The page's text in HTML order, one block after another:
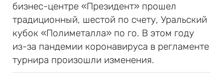
бизнес-центре «Президент» прошел
традиционный, шестой по счету, Уральский
кубок «Полиметалла» по го. В этом году
из-за пандемии коронавируса в регламенте
турнира произошли изменения.